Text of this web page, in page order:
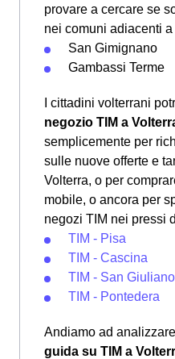
provare a cercare se
nei comuni adiacenti
San Gimignano
Gambassi Terme
I cittadini volterrani
negozio TIM a
semplicemente per
sulle nuove offerte e
Volterra, o per
mobile, o ancora per
negozi TIM nei pressi
TIM - Pisa
TIM - Cascina
TIM - San
TIM - Pontedera
Andiamo ad
guida su TIM a